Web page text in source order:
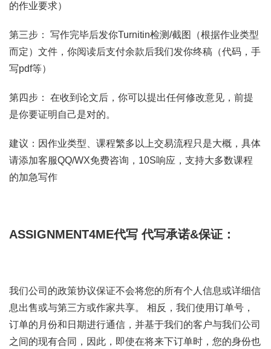
的作业要求）
第三步： 写作完毕后发你Turnitin检测/截图（根据作业类型
而定）文件，你阅读后支付余款后我们发你终稿（代码，手
写pdf等）
第四步： 在收到论文后，你可以提出任何修改意见，前提
是你要证明自己是对的。
建议：因作业类型、课程繁多以上交易流程只是大概，具体
请添加客服QQ/WX免费咨询，10S响应，支持大多数课程
的加急写作
ASSIGNMENT4ME代写代写承诺&保证：
我们公司的政策协议保证不会将您的所有个人信息或详细信
息出售或与第三方或作家共享。 相反，我们使用订单号，
订单的月份和日期进行通信，并基于我们的客户与我们公司
之间的现有合同，因此，即使在将来下订单时，您的身份也